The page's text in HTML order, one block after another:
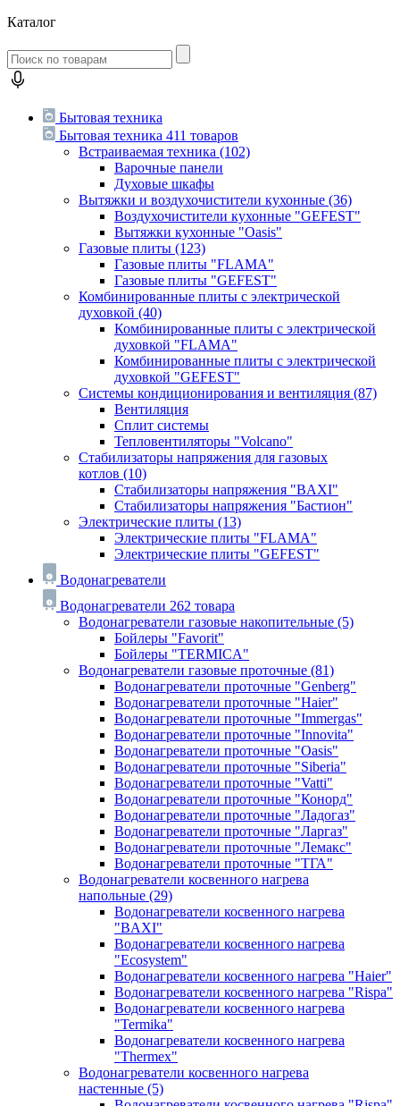
Каталог
Бытовая техника
Бытовая техника 411 товаров
Встраиваемая техника (102)
Варочные панели
Духовые шкафы
Вытяжки и воздухочистители кухонные (36)
Воздухочистители кухонные "GEFEST"
Вытяжки кухонные "Oasis"
Газовые плиты (123)
Газовые плиты "FLAMA"
Газовые плиты "GEFEST"
Комбинированные плиты с электрической
духовкой (40)
Комбинированные плиты с электрической
духовкой "FLAMA"
Комбинированные плиты с электрической
духовкой "GEFEST"
Системы кондиционирования и вентиляция (87)
Вентиляция
Сплит системы
Тепловентиляторы "Volcano"
Стабилизаторы напряжения для газовых
котлов (10)
Стабилизаторы напряжения "BAXI"
Стабилизаторы напряжения "Бастион"
Электрические плиты (13)
Электрические плиты "FLAMA"
Электрические плиты "GEFEST"
Водонагреватели
Водонагреватели 262 товара
Водонагреватели газовые накопительные (5)
Бойлеры "Favorit"
Бойлеры "TERMICA"
Водонагреватели газовые проточные (81)
Водонагреватели проточные "Genberg"
Водонагреватели проточные "Haier"
Водонагреватели проточные "Immergas"
Водонагреватели проточные "Innovita"
Водонагреватели проточные "Oasis"
Водонагреватели проточные "Siberia"
Водонагреватели проточные "Vatti"
Водонагреватели проточные "Конорд"
Водонагреватели проточные "Ладогаз"
Водонагреватели проточные "Ларгаз"
Водонагреватели проточные "Лемакс"
Водонагреватели проточные "ТГА"
Водонагреватели косвенного нагрева
напольные (29)
Водонагреватели косвенного нагрева
"BAXI"
Водонагреватели косвенного нагрева
"Ecosystem"
Водонагреватели косвенного нагрева "Haier"
Водонагреватели косвенного нагрева "Rispa"
Водонагреватели косвенного нагрева
"Termika"
Водонагреватели косвенного нагрева
"Thermex"
Водонагреватели косвенного нагрева
настенные (5)